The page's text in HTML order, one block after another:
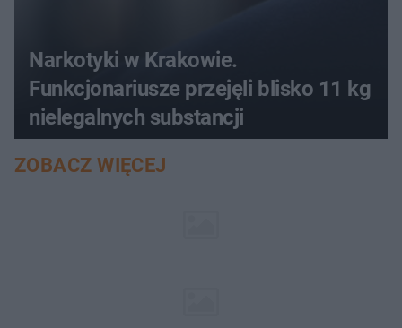
Narkotyki w Krakowie.
Funkcjonariusze przejęli blisko 11 kg
nielegalnych substancji
ZOBACZ WIĘCEJ